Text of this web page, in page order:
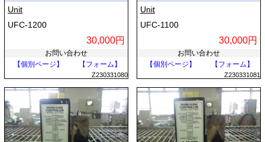
Unit
UFC-1200
30,000円
お問い合わせ
【個別ページ】
【フォーム】
Z230331080
Unit
UFC-1100
30,000円
お問い合わせ
【個別ページ】
【フォーム】
Z230331081